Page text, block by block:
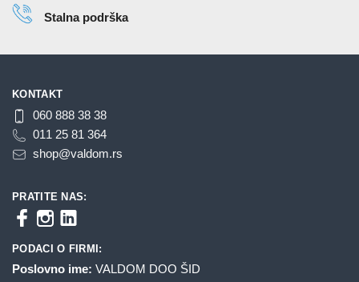
Stalna podrška
KONTAKT
060 888 38 38
011 25 81 364
shop@valdom.rs
PRATITE NAS:
PODACI O FIRMI:
Poslovno ime: VALDOM DOO ŠID